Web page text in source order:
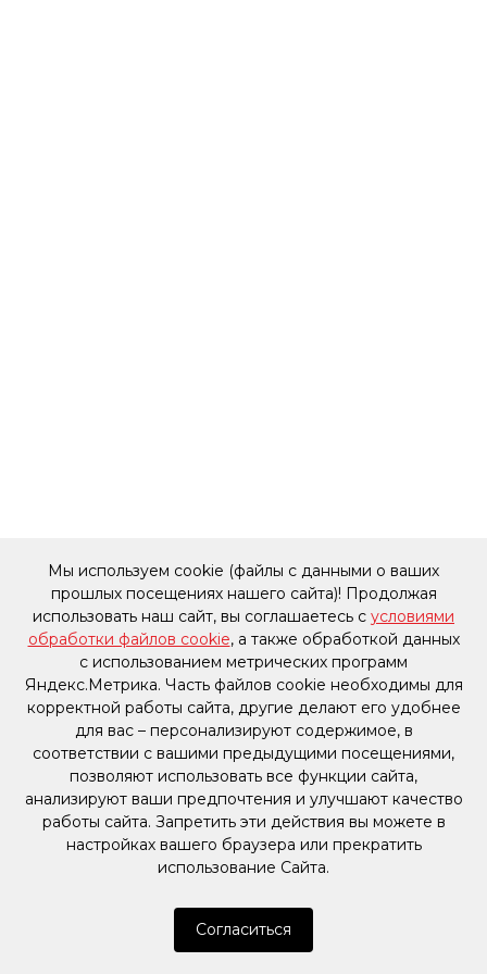
Мы используем cookie (файлы с данными о ваших
прошлых посещениях нашего сайта)! Продолжая
использовать наш сайт, вы соглашаетесь с условиями
обработки файлов cookie, а также обработкой данных
с использованием метрических программ
Яндекс.Метрика. Часть файлов cookie необходимы для
корректной работы сайта, другие делают его удобнее
для вас – персонализируют содержимое, в
соответствии с вашими предыдущими посещениями,
позволяют использовать все функции сайта,
анализируют ваши предпочтения и улучшают качество
работы сайта. Запретить эти действия вы можете в
настройках вашего браузера или прекратить
использование Сайта.
Согласиться